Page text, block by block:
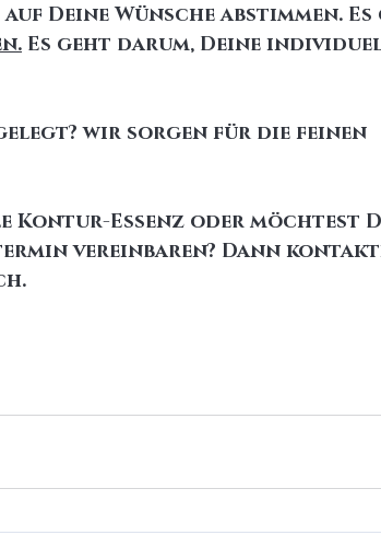
Deine Wünsche abstimmen.
Es geht darum, Deine
wir sorgen für die feinen
Kontur-Essenz oder möchtest
vereinbaren? Dann